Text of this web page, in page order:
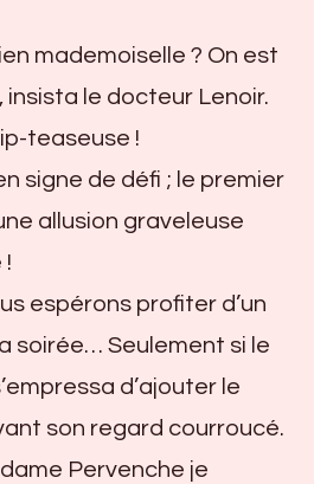
mademoiselle ? On est
insista le docteur Lenoir.
teaseuse !
signe de défi ; le premier
allusion graveleuse
!
espérons profiter d’un
soirée… Seulement si le
d’ajouter le
son regard courroucé.
Pervenche je